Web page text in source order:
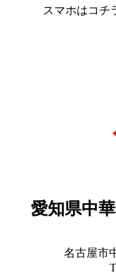
スマホはコチ
愛知県中
名古屋市